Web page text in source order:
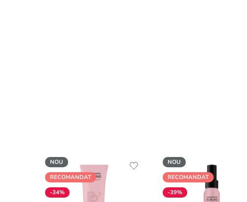
NOU
RECOMANDAT
-34%
NOU
RECOMANDAT
-39%